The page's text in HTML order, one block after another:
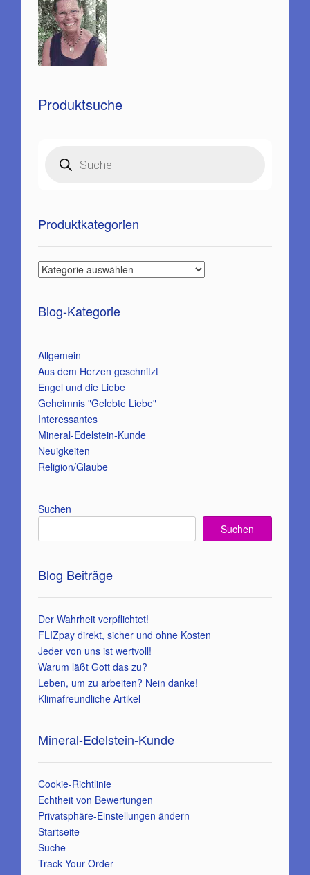
Produktsuche
search
Produktkategorien
Blog-Kategorie
Allgemein
Aus dem Herzen geschnitzt
Engel und die Liebe
Geheimnis "Gelebte Liebe"
Interessantes
Mineral-Edelstein-Kunde
Neuigkeiten
Religion/Glaube
Suchen
Suchen
Blog Beiträge
Der Wahrheit verpflichtet!
FLIZpay direkt, sicher und ohne Kosten
Jeder von uns ist wertvoll!
Warum läßt Gott das zu?
Leben, um zu arbeiten? Nein danke!
Klimafreundliche Artikel
Mineral-Edelstein-Kunde
Cookie-Richtlinie
Echtheit von Bewertungen
Privatsphäre-Einstellungen ändern
Startseite
Suche
Track Your Order